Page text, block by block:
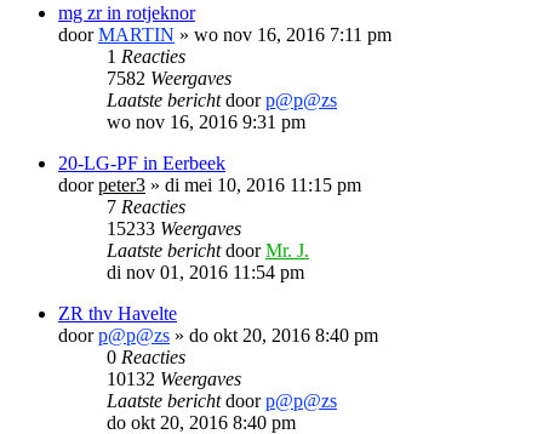
mg zr in rotjeknor
doorMARTIN » wo nov 16, 2016 7:11 pm
1 Reacties
7582 Weergaves
Laatste berichtdoorp@p@zs
wo nov 16, 2016 9:31 pm
20-LG-PF in Eerbeek
doorpeter3 » di mei 10, 2016 11:15 pm
7 Reacties
15233 Weergaves
Laatste berichtdoorMr. J.
di nov 01, 2016 11:54 pm
ZR thv Havelte
doorp@p@zs » do okt 20, 2016 8:40 pm
0 Reacties
10132 Weergaves
Laatste berichtdoorp@p@zs
do okt 20, 2016 8:40 pm